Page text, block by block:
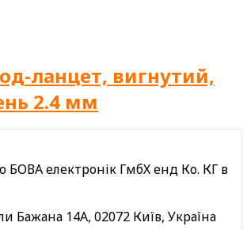
ланцет, вигнутий,
2.4 мм
БОВА електронік ГмбХ енд Ко. КГ в
Бажана 14А, 02072 Київ, Україна